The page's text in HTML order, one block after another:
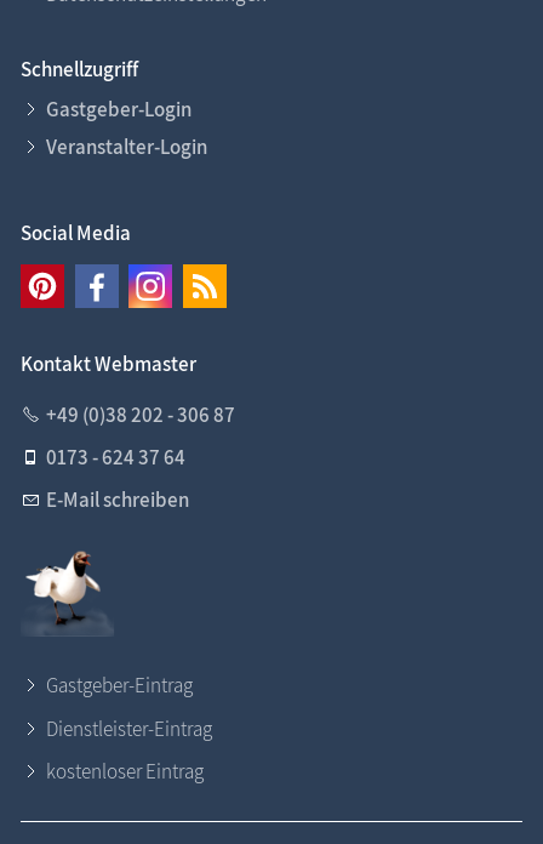
Schnellzugriff
Gastgeber-Login
Veranstalter-Login
Social Media
Kontakt Webmaster
+49 (0)38 202 - 306 87
0173 - 624 37 64
E-Mail schreiben
Gastgeber-Eintrag
Dienstleister-Eintrag
kostenloser Eintrag